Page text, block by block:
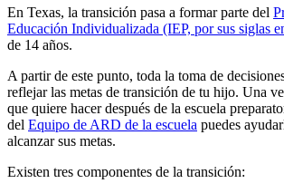
En Texas, la transición pasa a formar parte del
Educación Individualizada (IEP, por sus siglas
de 14 años.
A partir de este punto, toda la toma de
reflejar las metas de transición de tu hijo. Una
que quiere hacer después de la escuela
del Equipo de ARD de la escuela puedes
alcanzar sus metas.
Existen tres componentes de la transición: